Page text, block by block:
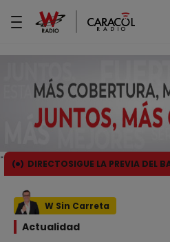
DIRECTOSIGUE LA PREVIA DEL
W Sin Carreta
Actualidad